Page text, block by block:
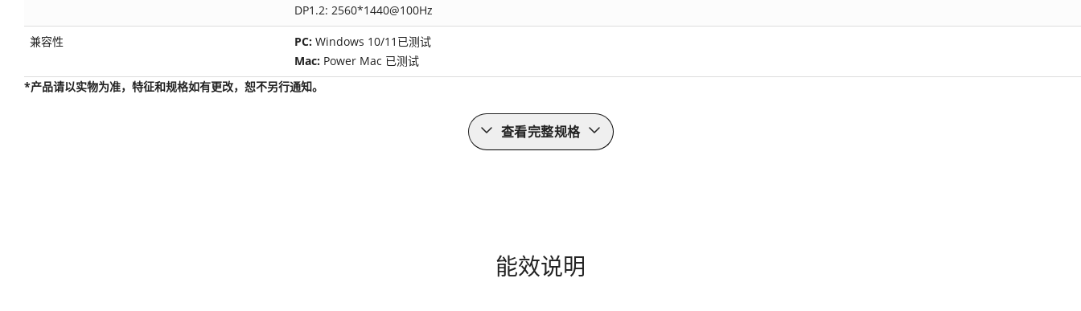
DP1.2: 2560*1440@100Hz
兼容性 PC: Windows 10/11已测试
Mac: Power Mac 已测试
*产品请以实物为准，特征和规格如有更改，恕不另行通知。
查看完整规格
能效说明